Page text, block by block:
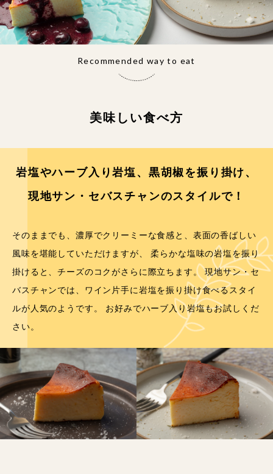
Recommended way to eat
美味しい食べ方
岩塩やハーブ入り岩塩、黒胡椒を振り掛け、
現地サン・セバスチャンのスタイルで！
そのままでも、濃厚でクリーミーな食感と、表面の香ばしい
風味を堪能していただけますが、 柔らかな塩味の岩塩を振り
掛けると、チーズのコクがさらに際立ちます。 現地サン・セ
バスチャンでは、ワイン片手に岩塩を振り掛け食べるスタイ
ルが人気のようです。 お好みでハーブ入り岩塩もお試しくだ
さい。